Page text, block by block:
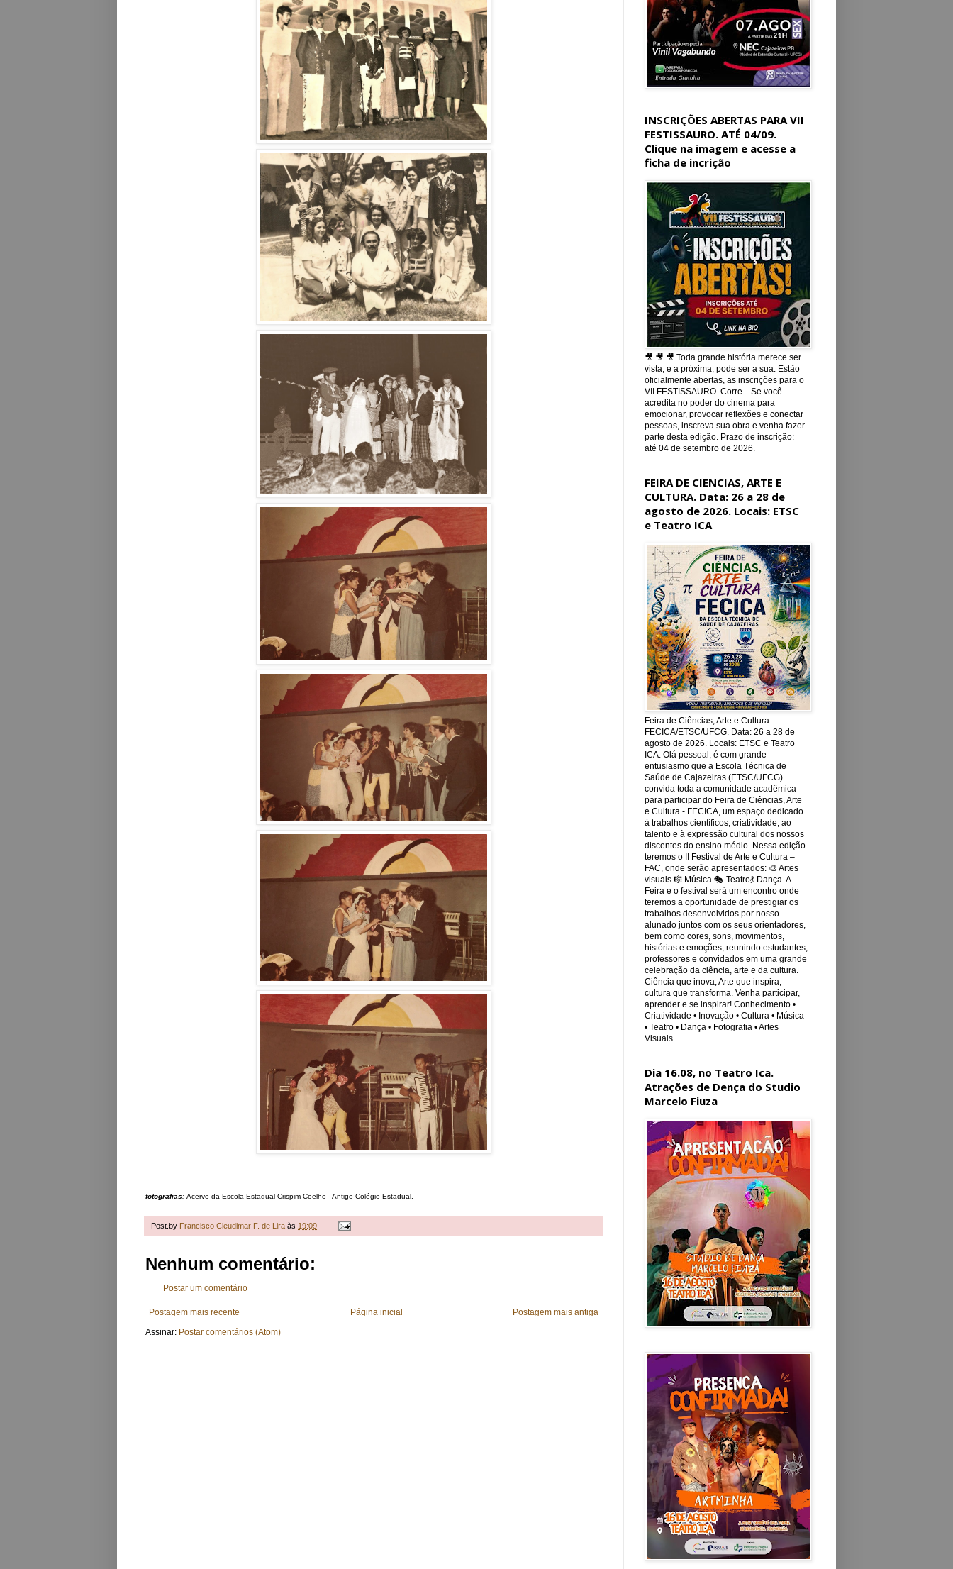
fotografias: Acervo da Escola Estadual Crispim Coelho - Antigo Colégio Estadual.
Post.by Francisco Cleudimar F. de Lira às 19:09
Nenhum comentário:
Postar um comentário
Postagem mais recente Postagem mais antiga
Página inicial
Assinar: Postar comentários (Atom)
INSCRIÇÕES ABERTAS PARA VII
FESTISSAURO. ATÉ 04/09.
Clique na imagem e acesse a
ficha de incrição
🎥 🎥 🎥 Toda grande história merece ser
vista, e a próxima, pode ser a sua. Estão
oficialmente abertas, as inscrições para o
VII FESTISSAURO. Corre... Se você
acredita no poder do cinema para
emocionar, provocar reflexões e conectar
pessoas, inscreva sua obra e venha fazer
parte desta edição. Prazo de inscrição:
até 04 de setembro de 2026.
FEIRA DE CIENCIAS, ARTE E
CULTURA. Data: 26 a 28 de
agosto de 2026. Locais: ETSC
e Teatro ICA
Feira de Ciências, Arte e Cultura –
FECICA/ETSC/UFCG. Data: 26 a 28 de
agosto de 2026. Locais: ETSC e Teatro
ICA. Olá pessoal, é com grande
entusiasmo que a Escola Técnica de
Saúde de Cajazeiras (ETSC/UFCG)
convida toda a comunidade acadêmica
para participar do Feira de Ciências, Arte
e Cultura - FECICA, um espaço dedicado
à trabalhos científicos, criatividade, ao
talento e à expressão cultural dos nossos
discentes do ensino médio. Nessa edição
teremos o II Festival de Arte e Cultura –
FAC, onde serão apresentados: 🎨 Artes
visuais 🎼 Música 🎭 Teatro💃 Dança. A
Feira e o festival será um encontro onde
teremos a oportunidade de prestigiar os
trabalhos desenvolvidos por nosso
alunado juntos com os seus orientadores,
bem como cores, sons, movimentos,
histórias e emoções, reunindo estudantes,
professores e convidados em uma grande
celebração da ciência, arte e da cultura.
Ciência que inova, Arte que inspira,
cultura que transforma. Venha participar,
aprender e se inspirar! Conhecimento •
Criatividade • Inovação • Cultura • Música
• Teatro • Dança • Fotografia • Artes
Visuais.
Dia 16.08, no Teatro Ica.
Atrações de Dença do Studio
Marcelo Fiuza